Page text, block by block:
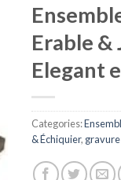
Erable &
Elegant
Categories:
& Échiquier, gravure